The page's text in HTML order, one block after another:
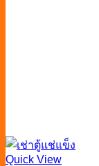
Quick View